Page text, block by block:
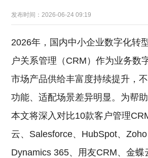
发布时间：2026-06-24 09:19
2026年，国内中小企业数字化转
户关系管理（CRM）作为业务数
市场产品供给丰富度持续提升，不
功能、适配场景差异明显。为帮
本文将深入对比10款客户管理
云、Salesforce、HubSpot、
Dynamics 365、用友CRM、金蝶